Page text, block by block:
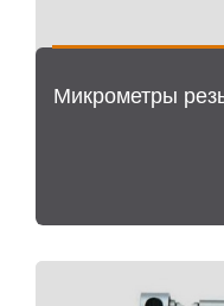
Микрометры